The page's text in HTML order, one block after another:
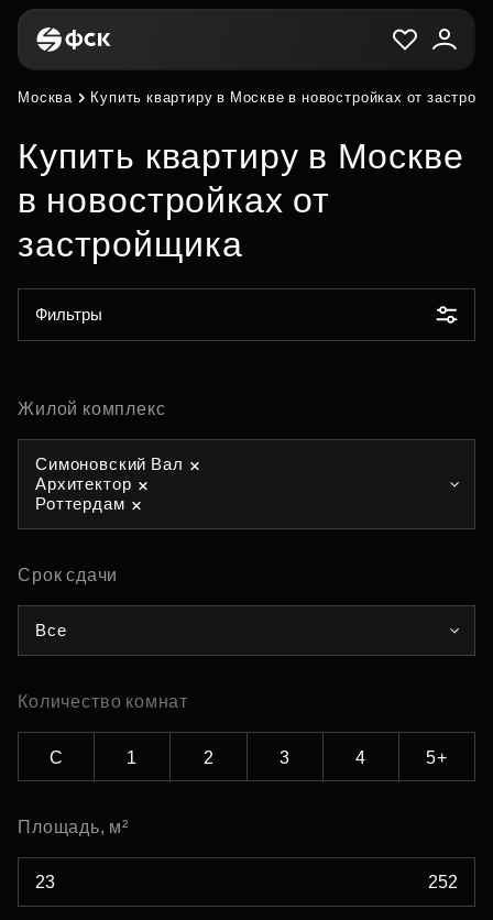
Москва Купить квартиру в Москве в новостройках от
Купить квартиру в Москве
в новостройках от
застройщика
Фильтры
Жилой комплекс
Симоновский Вал
Архитектор
Роттердам
Срок сдачи
Все
Количество комнат
С 1 2 3 4 5+
Площадь, м²